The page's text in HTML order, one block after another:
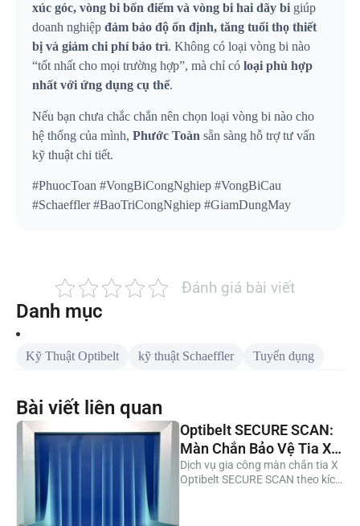
xúc góc, vòng bi bốn điểm và vòng bi hai dãy bi giúp
doanh nghiệp đảm bảo độ ổn định, tăng tuổi thọ thiết
bị và giảm chi phí bảo trì. Không có loại vòng bi nào
“tốt nhất cho mọi trường hợp”, mà chỉ có loại phù hợp
nhất với ứng dụng cụ thể.
Nếu bạn chưa chắc chắn nên chọn loại vòng bi nào cho
hệ thống của mình, Phước Toàn sẵn sàng hỗ trợ tư vấn
kỹ thuật chi tiết.
#PhuocToan #VongBiCongNghiep #VongBiCau
#Schaeffler #BaoTriCongNghiep #GiamDungMay
Đánh giá bài viết
Danh mục
Kỹ Thuật Optibelt kỹ thuật Schaeffler Tuyển dụng
Bài viết liên quan
Optibelt SECURE SCAN:
Màn Chắn Bảo Vệ Tia X
Cắt Theo Yêu Cầu Cho
Máy Soi Thực Phẩm
Dịch vụ gia công màn chắn tia X
Optibelt SECURE SCAN theo kích